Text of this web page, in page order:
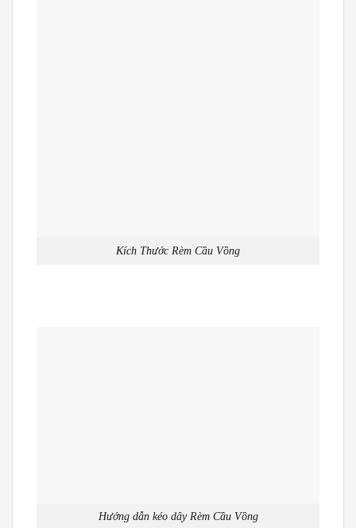
Kích Thước Rèm Cầu Vồng
Hướng dẫn kéo dây Rèm Cầu Vồng